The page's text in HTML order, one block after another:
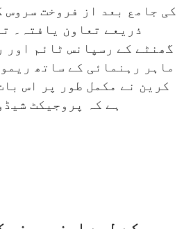
گھنٹے کے رسپانس ٹائم اور
ماہر رہنمائی کے ساتھ
کرین نے مکمل طور پر اس
ہے کہ پروجیکٹ